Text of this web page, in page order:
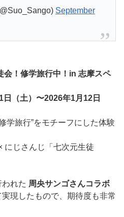
September
会！修学旅行中！in 志摩スペ
日（土）〜2026年1月12日
学旅行”をモチーフにした体験
にじさんじ「七次元生徒
れた 周央サンゴさんコラボ
現したもので、期待度も非常